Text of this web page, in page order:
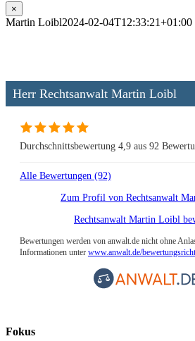
×
Martin Loibl2024-02-04T12:33:21+01:00
Herr Rechtsanwalt Martin Loibl
Durchschnittsbewertung 4,9 aus 92
Alle Bewertungen (92)
Zum Profil von Rechtsanwalt
Rechtsanwalt Martin Loibl
Bewertungen werden von anwalt.de nicht ohne
Informationen unter www.anwalt.de/
Fokus